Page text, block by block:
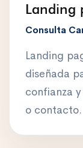
Landing
Consulta
Landing
diseñada
confianza
o contacto.